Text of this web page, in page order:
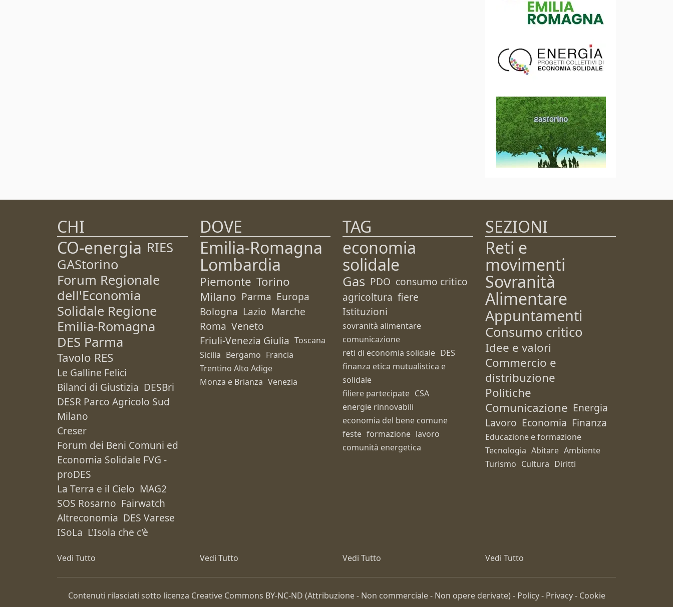
CHI
CO-energia RIES
GAStorino
Forum Regionale
dell'Economia
Solidale Regione
Emilia-Romagna
DES Parma
Tavolo RES
Le Galline Felici
Bilanci di Giustizia DESBri
DESR Parco Agricolo Sud
Milano
Creser
Forum dei Beni Comuni ed
Economia Solidale FVG -
proDES
La Terra e il Cielo MAG2
SOS Rosarno Fairwatch
Altreconomia DES Varese
ISoLa L'Isola che c'è
Vedi Tutto
DOVE
Emilia-Romagna
Lombardia
Piemonte Torino
Milano Parma Europa
Bologna Lazio Marche
Roma Veneto
Friuli-Venezia Giulia Toscana
Sicilia Bergamo Francia
Trentino Alto Adige
Monza e Brianza Venezia
Vedi Tutto
TAG
economia
solidale
Gas PDO consumo critico
agricoltura fiere
Istituzioni
sovranità alimentare
comunicazione
reti di economia solidale DES
finanza etica mutualistica e
solidale
filiere partecipate CSA
energie rinnovabili
economia del bene comune
feste formazione lavoro
comunità energetica
Vedi Tutto
SEZIONI
Reti e
movimenti
Sovranità
Alimentare
Appuntamenti
Consumo critico
Idee e valori
Commercio e
distribuzione
Politiche
Comunicazione Energia
Lavoro Economia Finanza
Educazione e formazione
Tecnologia Abitare Ambiente
Turismo Cultura Diritti
Vedi Tutto
Contenuti rilasciati sotto licenza Creative Commons BY-NC-ND (Attribuzione - Non commerciale - Non opere derivate) - Policy- Privacy- Cookie